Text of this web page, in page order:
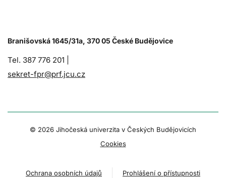
Branišovská 1645/31a, 370 05 České Budějovice
Tel. 387 776 201 |
sekret-fpr@prf.jcu.cz
© 2026 Jihočeská univerzita v Českých Budějovicích
Cookies
Ochrana osobních údajů Prohlášení o přístupnosti